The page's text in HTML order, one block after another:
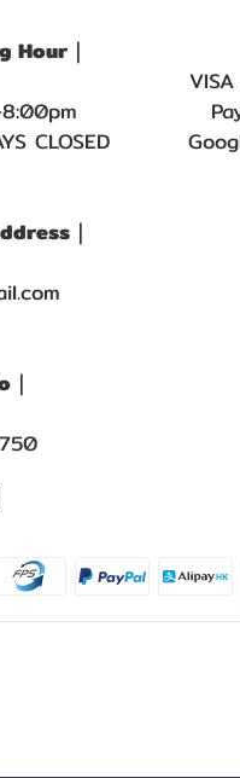
Hour｜
CLOSED
｜